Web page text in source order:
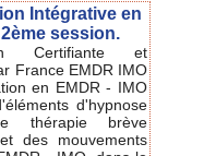
Intégrative en
2ème session.
Certifiante et
France EMDR IMO
en EMDR - IMO
d'hypnose
thérapie brève
des mouvements